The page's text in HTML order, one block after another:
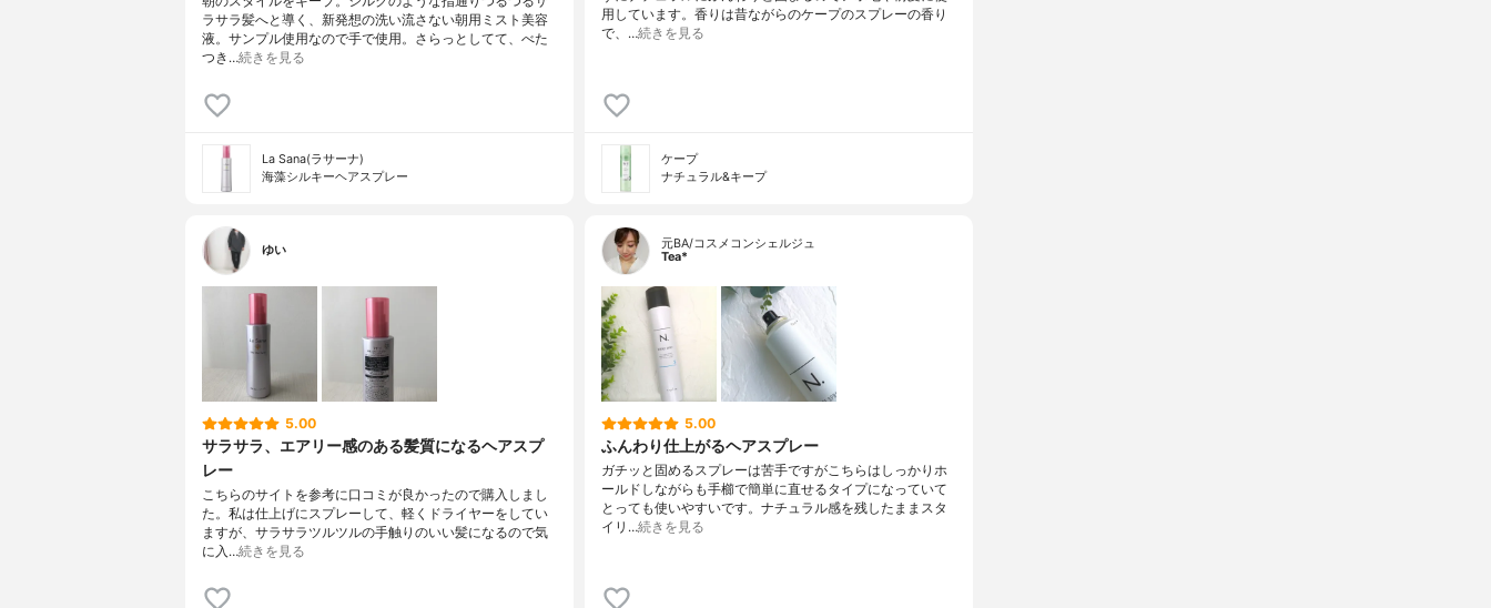
ラサラ髪へと導く、新発想の洗い流さない朝用ミスト美容
液。サンプル使用なので手で使用。さらっとしてて、べた
つき…続きを見る
La Sana(ラサーナ)
海藻シルキーヘアスプレー
用しています。香りは昔ながらのケープのスプレーの香り
で、…続きを見る
ケープ
ナチュラル&キープ
ゆい
5.00
サラサラ、エアリー感のある髪質になるヘアスプ
レー
こちらのサイトを参考に口コミが良かったので購入しまし
た。私は仕上げにスプレーして、軽くドライヤーをしてい
ますが、サラサラツルツルの手触りのいい髪になるので気
に入…続きを見る
元BA/コスメコンシェルジュ
Tea*
5.00
ふんわり仕上がるヘアスプレー
ガチッと固めるスプレーは苦手ですがこちらはしっかりホ
ールドしながらも手櫛で簡単に直せるタイプになっていて
とっても使いやすいです。ナチュラル感を残したままスタ
イリ…続きを見る